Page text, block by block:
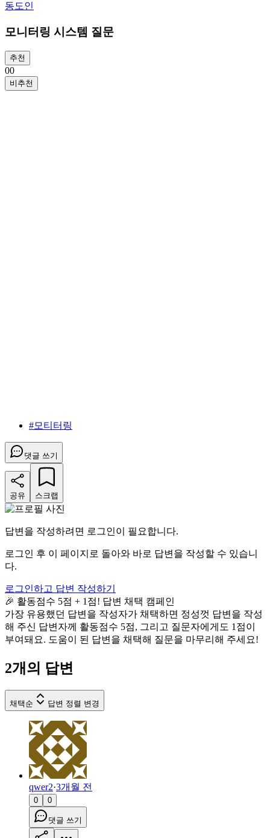
동도인
모니터링 시스템 질문
추천
00
비추천
#모티터링
댓글 쓰기
공유 스크랩
답변을 작성하려면 로그인이 필요합니다.
로그인 후 이 페이지로 돌아와 바로 답변을 작성할 수 있습니
다.
로그인하고 답변 작성하기
🎉 활동점수 5점 + 1점! 답변 채택 캠페인
가장 유용했던 답변을 작성자가 채택하면 정성껏 답변을 작성
해 주신 답변자께 활동점수 5점, 그리고 질문자에게도 1점이
부여돼요. 도움이 된 답변을 채택해 질문을 마무리해 주세요!
2개의 답변
채택순 답변 정렬 변경
qwer2·3개월 전
0 0
댓글 쓰기